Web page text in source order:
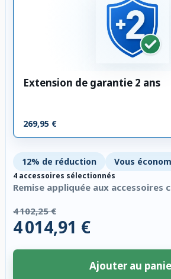
Extension de garantie 2 ans
269,95 €
12% de réduction Vous
4 accessoires sélectionnés
Remise appliquée aux accessoires
4 102,25 €
4 014,91 €
Ajouter au